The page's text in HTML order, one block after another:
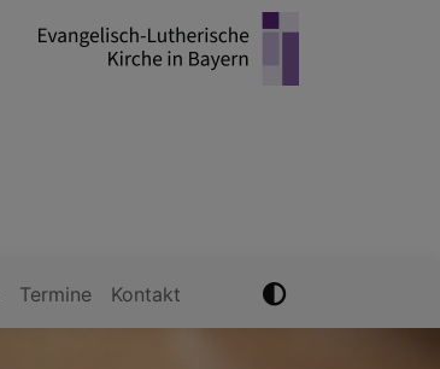
Termine Kontakt